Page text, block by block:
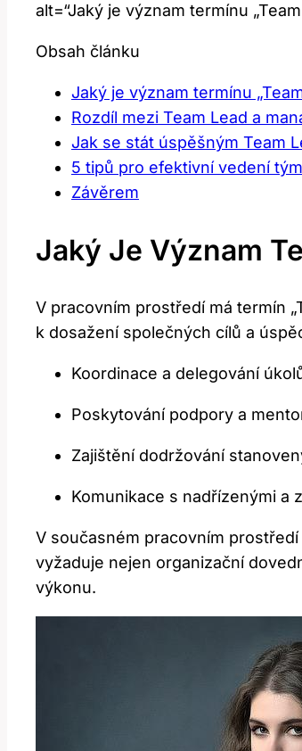
alt=“Jaký je význam ​termínu
Obsah článku
Jaký je ‌význam termínu
Rozdíl⁢ mezi Team ‌Lead a
Jak se stát úspěšným Team
5 tipů pro efektivní vedení
Závěrem
Jaký Je ‌význam
V pracovním prostředí ⁣má​ termín
k dosažení společných cílů a
Koordinace a delegování
Poskytování⁤ podpory a
Zajištění dodržování⁤
Komunikace s nadřízenými a
V současném pracovním
vyžaduje nejen ​organizační
výkonu.